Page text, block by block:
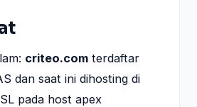
criteo.com terdaftar
dan saat ini dihosting di
pada host apex